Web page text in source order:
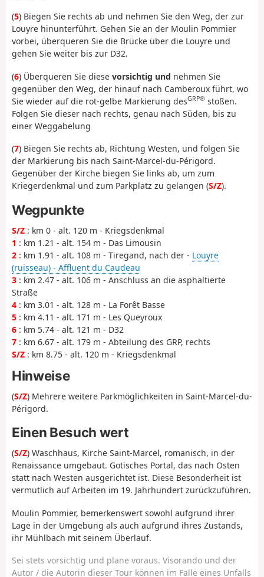
(5) Biegen Sie rechts ab und nehmen Sie den Weg, der zur
Louyre hinunterführt. Gehen Sie an der Moulin Pommier
vorbei, überqueren Sie die Brücke über die Louyre und
gehen Sie weiter bis zur D32.
(6) Überqueren Sie diese vorsichtig und nehmen Sie
gegenüber den Weg, der hinauf nach Camberoux führt, wo
Sie wieder auf die rot-gelbe Markierung desGRP® stoßen.
Folgen Sie dieser nach rechts, genau nach Süden, bis zu
einer Weggabelung
(7) Biegen Sie rechts ab, Richtung Westen, und folgen Sie
der Markierung bis nach Saint-Marcel-du-Périgord.
Gegenüber der Kirche biegen Sie links ab, um zum
Kriegerdenkmal und zum Parkplatz zu gelangen (S/Z).
Wegpunkte
S/Z : km 0 - alt. 120 m - Kriegsdenkmal
1 : km 1.21 - alt. 154 m - Das Limousin
2 : km 1.91 - alt. 108 m - Tiregand, nach der - Louyre
(ruisseau) - Affluent du Caudeau
3 : km 2.47 - alt. 106 m - Anschluss an die asphaltierte
Straße
4 : km 3.01 - alt. 128 m - La Forêt Basse
5 : km 4.11 - alt. 171 m - Les Queyroux
6 : km 5.74 - alt. 121 m - D32
7 : km 6.67 - alt. 179 m - Abteilung des GRP, rechts
S/Z : km 8.75 - alt. 120 m - Kriegsdenkmal
Hinweise
(S/Z) Mehrere weitere Parkmöglichkeiten in Saint-Marcel-du-
Périgord.
Einen Besuch wert
(S/Z) Waschhaus, Kirche Saint-Marcel, romanisch, in der
Renaissance umgebaut. Gotisches Portal, das nach Osten
statt nach Westen ausgerichtet ist. Diese Besonderheit ist
vermutlich auf Arbeiten im 19. Jahrhundert zurückzuführen.
Moulin Pommier, bemerkenswert sowohl aufgrund ihrer
Lage in der Umgebung als auch aufgrund ihres Zustands,
ihr Mühl­bach mit seinem Überlauf.
Sei stets vorsichtig und plane voraus. Visorando und der
Autor / die Autorin dieser Tour können im Falle eines Unfalls